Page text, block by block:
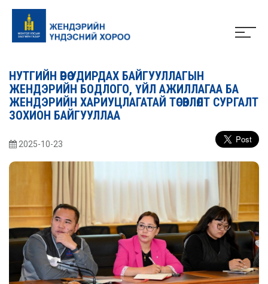
НУТГИЙН ӨӨРӨӨ УДИРДАХ БАЙГУУЛЛАГЫН
ЖЕНДЭРИЙН БОДЛОГО, ҮЙЛ АЖИЛЛАГАА БА
ЖЕНДЭРИЙН ХАРИУЦЛАГАТАЙ ТӨСӨВЛӨЛТ СУРГАЛТ
ЗОХИОН БАЙГУУЛЛАА
2025-10-23